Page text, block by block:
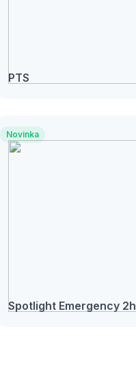
PTS
Novinka
Spotlight Emergency 2h